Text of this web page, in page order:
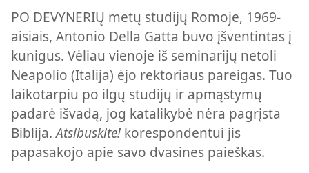
PO DEVYNERIŲ metų studijų Romoje, 1969-
aisiais, Antonio Della Gatta buvo įšventintas į
kunigus. Vėliau vienoje iš seminarijų netoli
Neapolio (Italija) ėjo rektoriaus pareigas. Tuo
laikotarpiu po ilgų studijų ir apmąstymų
padarė išvadą, jog katalikybė nėra pagrįsta
Biblija.Atsibuskite! korespondentui jis
papasakojo apie savo dvasines paieškas.